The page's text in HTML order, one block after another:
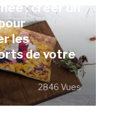
: créer un
les
de votre
2846 Vues